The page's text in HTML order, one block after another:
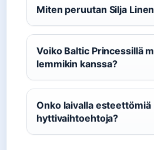
Miten peruutan Silja
Voiko Baltic Princessillä
lemmikin kanssa?
Onko laivalla esteettömiä
hyttivaihtoehtoja?